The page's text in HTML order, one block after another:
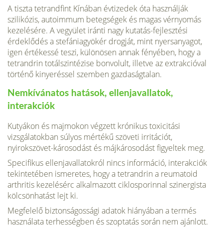
A tiszta tetrandfint Kínában évtizedek óta használják
szilikózis, autoimmum betegségek és magas vérnyomás
kezelésére. A vegyület iránti nagy kutatás-fejlesztési
érdeklődés a stefániagyökér drogját, mint nyersanyagot,
igen értékessé teszi, különösen annak fényé­ben, hogy a
tetrandrin totálszintézise bonvolult, illetve az extrakcióval
történő kinyerés­sel szemben gazdaságtalan.
Nemkívánatos hatások, ellenjavallatok,
interakciók
Kutyákon és majmokon végzett krónikus toxicitási
vizsgálatokban súlyos mértékű szöveti irritációt,
nyirokszövet-károsodást és májkárosodást figyeltek meg.
Specifikus ellenjavallatokról nincs információ, interakciók
tekintetében ismeretes, hogy a tetrandrin a reumatoid
arthritis kezelésérc alkalmazott ciklosporinnal szinergista
kölcsönhatást lejt ki.
Megfelelő biztonságossági adatok hiányában a termés
használata terhességben és szop­tatás során nem ajánlott.